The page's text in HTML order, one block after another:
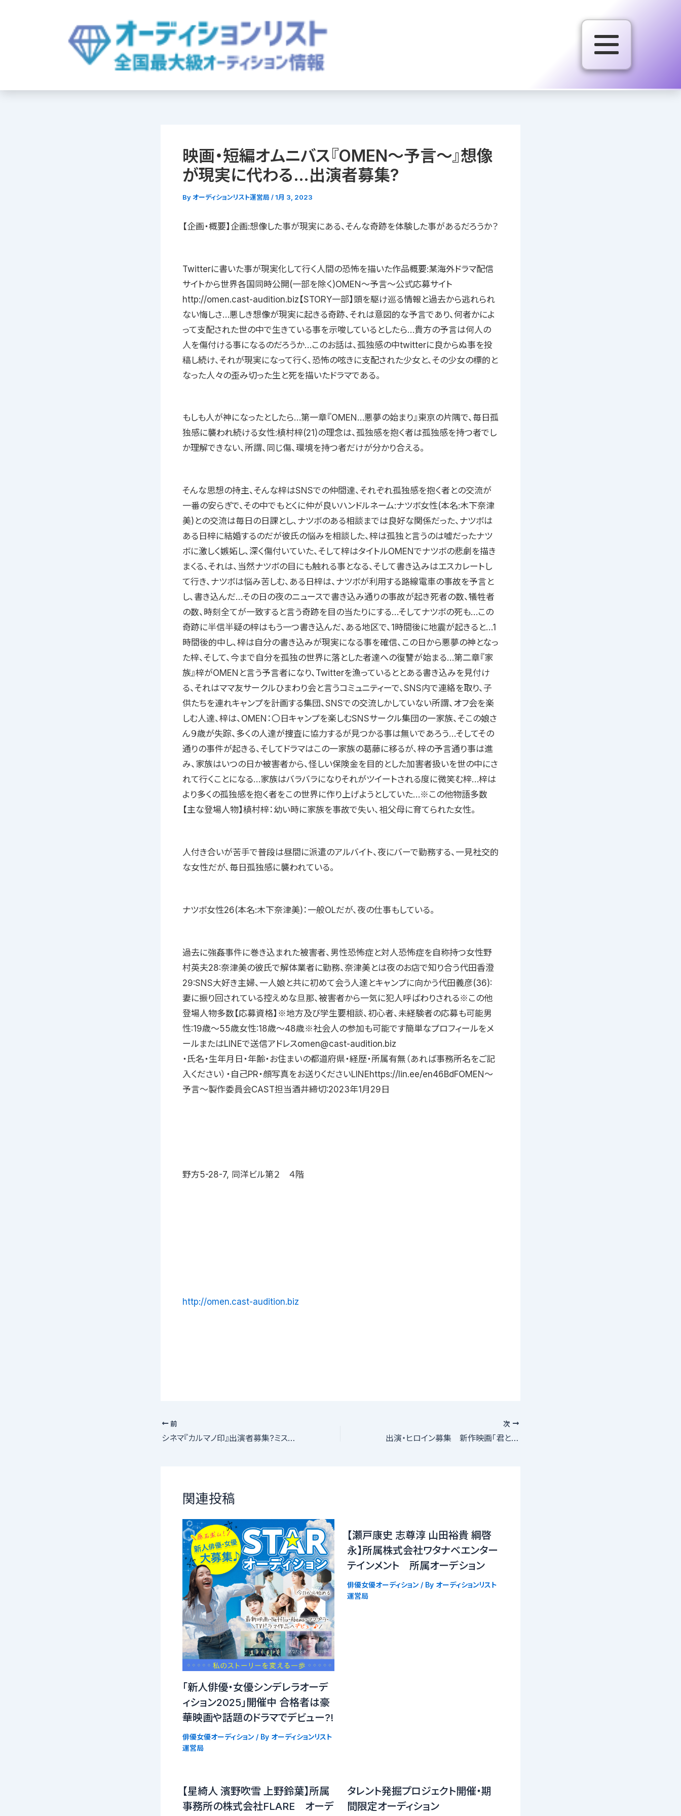
映画・短編オムニバス『OMEN〜予言〜』想像
が現実に代わる…出演者募集?
By オーディションリスト運営局 /1月 3, 2023
【企画・概要】企画:想像した事が現実にある、そんな奇跡を体験した事があるだろうか？
Twitterに書いた事が現実化して行く人間の恐怖を描いた作品概要:某海外ドラマ配信
サイトから世界各国同時公開(一部を除く)OMEN〜予言〜公式応募サイト
http://omen.cast-audition.biz【STORY一部】頭を駆け巡る情報と過去から逃れられ
ない悔しさ…悪しき想像が現実に起きる奇跡、それは意図的な予言であり、何者かによ
って支配された世の中で生きている事を示唆しているとしたら…貴方の予言は何人の
人を傷付ける事になるのだろうか…このお話は、孤独感の中twitterに良からぬ事を投
稿し続け、それが現実になって行く、恐怖の呟きに支配された少女と、その少女の標的と
なった人々の歪み切った生と死を描いたドラマである。
もしも人が神になったとしたら…第一章『OMEN…悪夢の始まり』東京の片隅で、毎日孤
独感に襲われ続ける女性:槙村梓(21)の理念は、孤独感を抱く者は孤独感を持つ者でし
か理解できない、所謂、同じ傷、環境を持つ者だけが分かり合える。
そんな思想の持主、そんな梓はSNSでの仲間達、それぞれ孤独感を抱く者との交流が
一番の安らぎで、その中でもとくに仲が良いハンドルネーム:ナツボ女性(本名:木下奈津
美)との交流は毎日の日課とし、ナツボのある相談までは良好な関係だった、ナツボは
ある日梓に結婚するのだが彼氏の悩みを相談した、梓は孤独と言うのは嘘だったナツ
ボに激しく嫉妬し、深く傷付いていた、そして梓はタイトルOMENでナツボの悲劇を描き
まくる、それは、当然ナツボの目にも触れる事となる、そして書き込みはエスカレートし
て行き、ナツボは悩み苦しむ、ある日梓は、ナツボが利用する路線電車の事故を予言と
し、書き込んだ…その日の夜のニュースで書き込み通りの事故が起き死者の数、犠牲者
の数、時刻全てが一致すると言う奇跡を目の当たりにする…そしてナツボの死も…この
奇跡に半信半疑の梓はもう一つ書き込んだ、ある地区で、1時間後に地震が起きると…1
時間後的中し、梓は自分の書き込みが現実になる事を確信、この日から悪夢の神となっ
た梓、そして、今まで自分を孤独の世界に落とした者達への復讐が始まる…第二章『家
族』梓がOMENと言う予言者になり、Twitterを漁っているととある書き込みを見付け
る、それはママ友サークルひまわり会と言うコミュニティーで、SNS内で連絡を取り、子
供たちを連れキャンプを計画する集団、SNSでの交流しかしていない所謂、オフ会を楽
しむ人達、梓は、OMEN：〇日キャンプを楽しむSNSサークル集団の一家族、そこの娘さ
ん９歳が失踪、多くの人達が捜査に協力するが見つかる事は無いであろう…そしてその
通りの事件が起きる、そしてドラマはこの一家族の葛藤に移るが、梓の予言通り事は進
み、家族はいつの日か被害者から、怪しい保険金を目的とした加害者扱いを世の中にさ
れて行くことになる…家族はバラバラになりそれがツイートされる度に微笑む梓…梓は
より多くの孤独感を抱く者をこの世界に作り上げようとしていた…※この他物語多数
【主な登場人物】槙村梓：幼い時に家族を事故で失い、祖父母に育てられた女性。
人付き合いが苦手で普段は昼間に派遣のアルバイト、夜にバーで勤務する、一見社交的
な女性だが、毎日孤独感に襲われている。
ナツボ女性26(本名:木下奈津美)：一般OLだが、夜の仕事もしている。
過去に強姦事件に巻き込まれた被害者、男性恐怖症と対人恐怖症を自称持つ女性野
村英夫28:奈津美の彼氏で解体業者に勤務、奈津美とは夜のお店で知り合う代田香澄
29:SNS大好き主婦、一人娘と共に初めて会う人達とキャンプに向かう代田義彦(36):
妻に振り回されている控えめな旦那、被害者から一気に犯人呼ばわりされる※この他
登場人物多数【応募資格】※地方及び学生要相談、初心者、未経験者の応募も可能男
性:19歳〜55歳女性:18歳〜48歳※社会人の参加も可能です簡単なプロフィールをメ
ールまたはLINEで送信アドレスomen@cast-audition.biz
・氏名・生年月日・年齢・お住まいの都道府県・経歴・所属有無（あれば事務所名をご記
入ください）・自己PR・顔写真をお送りくださいLINEhttps://lin.ee/en46BdFOMEN〜
予言〜製作委員会CAST担当酒井締切:2023年1月29日
野方5-28-7, 同洋ビル第２ ４階
http://omen.cast-audition.biz
前
シネマ『カルマノ印』出演者募集?ミステリー作品役者・俳優・初心者応募可能
次
出演・ヒロイン募集 新作映画「君と結婚します！」〜アナタと過ごした時間〜
関連投稿
「新人俳優・女優シンデレラオーデ
ィション2025」開催中 合格者は豪
華映画や話題のドラマでデビュー?!
俳優女優オーディション/ By オーディションリスト
運営局
【瀬戸康史 志尊淳 山田裕貴 綱啓
永】所属株式会社ワタナベエンター
テインメント 所属オーデション
俳優女優オーディション/ By オーディションリスト
運営局
【星綺人 濱野吹雪 上野鈴葉】所属
事務所の株式会社FLARE オーデ
タレント発掘プロジェクト開催・期
間限定オーディション